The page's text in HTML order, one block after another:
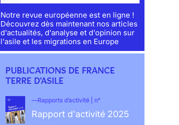
Notre revue européenne est en ligne !
Découvrez dès maintenant nos articles
d'actualités, d'analyse et d'opinion sur
l'asile et les migrations en Europe
PUBLICATIONS DE FRANCE
TERRE D'ASILE
Rapports d’activité | n°
Rapport d'activité 2025